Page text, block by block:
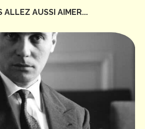
ALLEZ AUSSI AIMER...